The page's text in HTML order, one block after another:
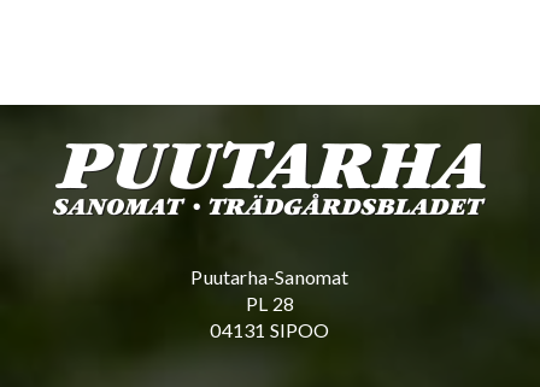
Puutarha-Sanomat
PL 28
04131 SIPOO